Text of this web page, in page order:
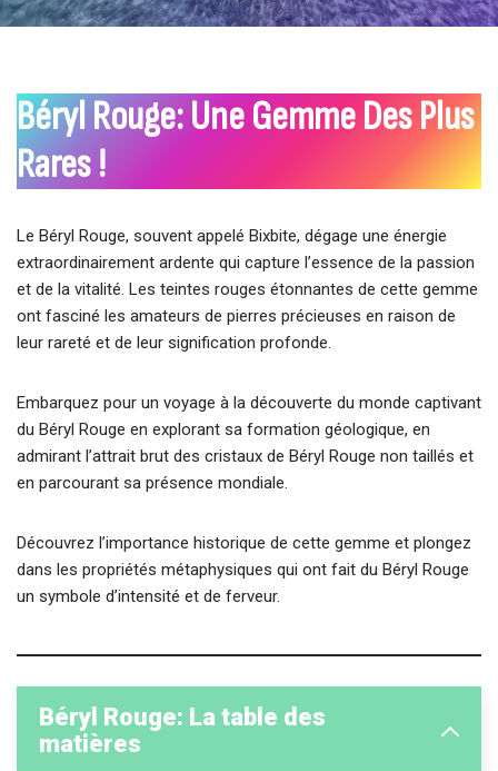
Béryl Rouge: Une Gemme Des Plus
Rares !
Le Béryl Rouge, souvent appelé Bixbite, dégage une énergie
extraordinairement ardente qui capture l’essence de la passion
et de la vitalité. Les teintes rouges étonnantes de cette gemme
ont fasciné les amateurs de pierres précieuses en raison de
leur rareté et de leur signification profonde.
Embarquez pour un voyage à la découverte du monde captivant
du Béryl Rouge en explorant sa formation géologique, en
admirant l’attrait brut des cristaux de Béryl Rouge non taillés et
en parcourant sa présence mondiale.
Découvrez l’importance historique de cette gemme et plongez
dans les propriétés métaphysiques qui ont fait du Béryl Rouge
un symbole d’intensité et de ferveur.
Béryl Rouge: La table des
matières